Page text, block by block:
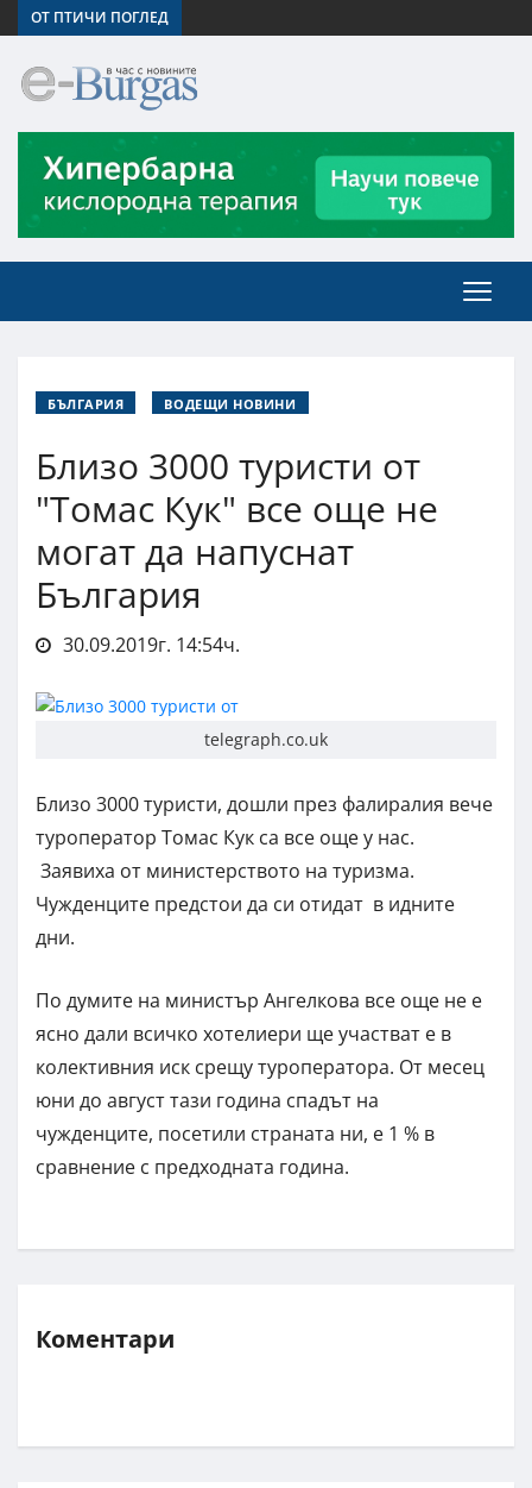
ОТ ПТИЧИ ПОГЛЕД
БЪЛГАРИЯ ВОДЕЩИ НОВИНИ
Близо 3000 туристи от
"Томас Кук" все още не
могат да напуснат
България
30.09.2019г. 14:54ч.
telegraph.co.uk
Близо 3000 туристи, дошли през фалиралия вече
туроператор Томас Кук са все още у нас.
Заявиха от министерството на туризма.
Чужденците предстои да си отидат в идните
дни.
По думите на министър Ангелкова все още не е
ясно дали всичко хотелиери ще участват е в
колективния иск срещу туроператора. От месец
юни до август тази година спадът на
чужденците, посетили страната ни, е 1 % в
сравнение с предходната година.
Коментари